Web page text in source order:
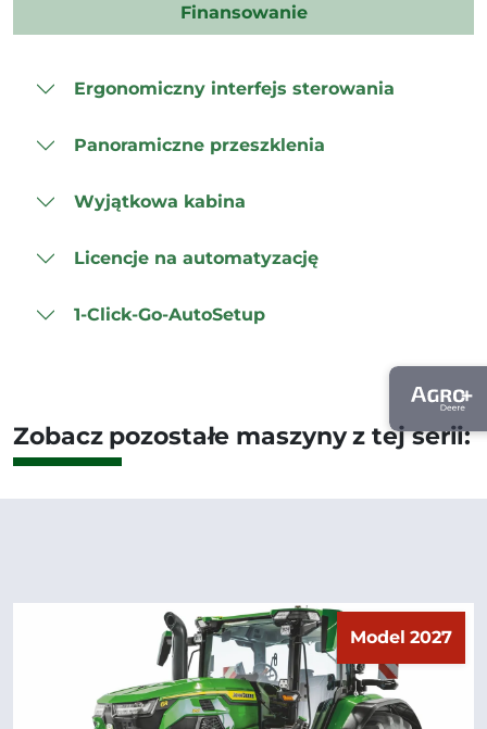
Finansowanie
Ergonomiczny interfejs sterowania
Panoramiczne przeszklenia
Wyjątkowa kabina
Licencje na automatyzację
1-Click-Go-AutoSetup
Zobacz pozostałe maszyny z tej serii:
Model 2027